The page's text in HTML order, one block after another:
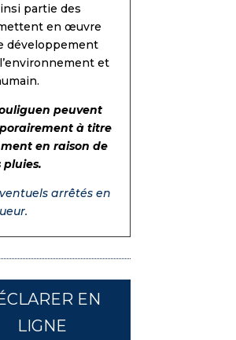
partie des
en œuvre
développement
et
peuvent
à titre
en raison de
pluies.
arrêtés en
.
EN
LIGNE